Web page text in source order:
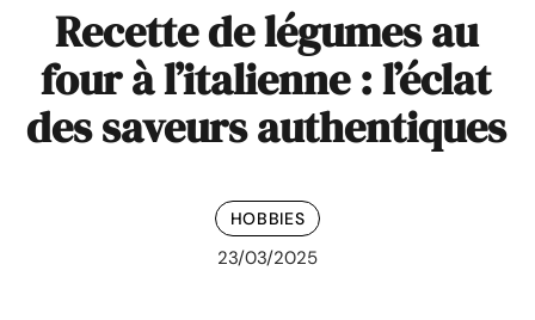
Recette de légumes au
four à l’italienne : l’éclat
des saveurs authentiques
HOBBIES
23/03/2025